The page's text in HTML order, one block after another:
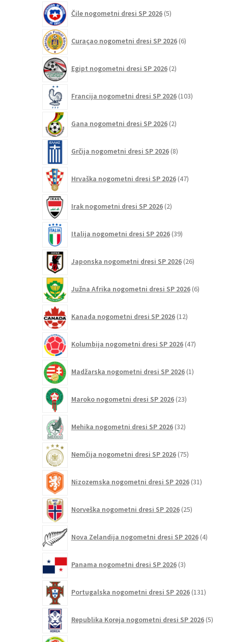
Čile nogometni dresi SP 2026 5izdelkov
Curaçao nogometni dresi SP 2026 6izdelkov
Egipt nogometni dresi SP 2026 2izdelka
Francija nogometni dresi SP 2026 103izdelki
Gana nogometni dresi SP 2026 2izdelka
Grčija nogometni dresi SP 2026 8izdelkov
Hrvaška nogometni dresi SP 2026 47izdelkov
Irak nogometni dresi SP 2026 2izdelka
Italija nogometni dresi SP 2026 39izdelkov
Japonska nogometni dresi SP 2026 26izdelkov
Južna Afrika nogometni dresi SP 2026 6izdelkov
Kanada nogometni dresi SP 2026 12izdelkov
Kolumbija nogometni dresi SP 2026 47izdelkov
Madžarska nogometni dresi SP 2026 1izdelek
Maroko nogometni dresi SP 2026 23izdelkov
Mehika nogometni dresi SP 2026 32izdelkov
Nemčija nogometni dresi SP 2026 75izdelkov
Nizozemska nogometni dresi SP 2026 31izdelkov
Norveška nogometni dresi SP 2026 25izdelkov
Nova Zelandija nogometni dresi SP 2026 4izdelki
Panama nogometni dresi SP 2026 3izdelki
Portugalska nogometni dresi SP 2026 131
Republika Koreja nogometni dresi SP 2026 5